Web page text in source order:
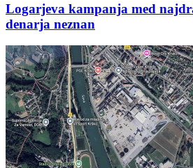
Logarjeva kampanja med
denarja neznan